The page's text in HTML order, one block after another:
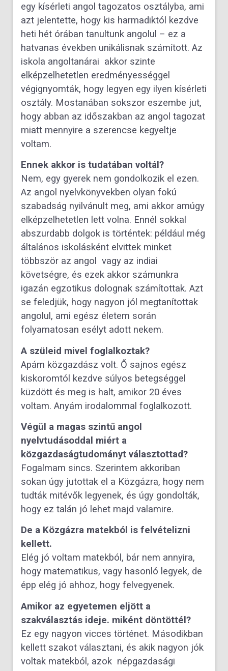
egy kísérleti angol tagozatos osztályba, ami
azt jelentette, hogy kis harmadiktól kezdve
heti hét órában tanultunk angolul – ez a
hatvanas években unikálisnak számított. Az
iskola angoltanárai akkor szinte
elképzelhetetlen eredményességgel
végignyomták, hogy legyen egy ilyen kísérleti
osztály. Mostanában sokszor eszembe jut,
hogy abban az időszakban az angol tagozat
miatt mennyire a szerencse kegyeltje
voltam.
Ennek akkor is tudatában voltál?
Nem, egy gyerek nem gondolkozik el ezen.
Az angol nyelvkönyvekben olyan fokú
szabadság nyilvánult meg, ami akkor amúgy
elképzelhetetlen lett volna. Ennél sokkal
abszurdabb dolgok is történtek: például még
általános iskolásként elvittek minket
többször az angol vagy az indiai
követségre, és ezek akkor számunkra
igazán egzotikus dolognak számítottak. Azt
se feledjük, hogy nagyon jól megtanítottak
angolul, ami egész életem során
folyamatosan esélyt adott nekem.
A szüleid mivel foglalkoztak?
Apám közgazdász volt. Ő sajnos egész
kiskoromtól kezdve súlyos betegséggel
küzdött és meg is halt, amikor 20 éves
voltam. Anyám irodalommal foglalkozott.
Végül a magas szintű angol
nyelvtudásoddal miért a
közgazdaságtudományt választottad?
Fogalmam sincs. Szerintem akkoriban
sokan úgy jutottak el a Közgázra, hogy nem
tudták mitévők legyenek, és úgy gondolták,
hogy ez talán jó lehet majd valamire.
De a Közgázra matekból is felvételizni
kellett.
Elég jó voltam matekból, bár nem annyira,
hogy matematikus, vagy hasonló legyek, de
épp elég jó ahhoz, hogy felvegyenek.
Amikor az egyetemen eljött a
szakválasztás ideje. miként döntöttél?
Ez egy nagyon vicces történet. Másodikban
kellett szakot választani, és akik nagyon jók
voltak matekból, azok népgazdasági